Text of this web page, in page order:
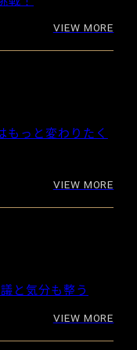
VIEW MORE
もっと変わりたく
VIEW MORE
と気分も整う
VIEW MORE